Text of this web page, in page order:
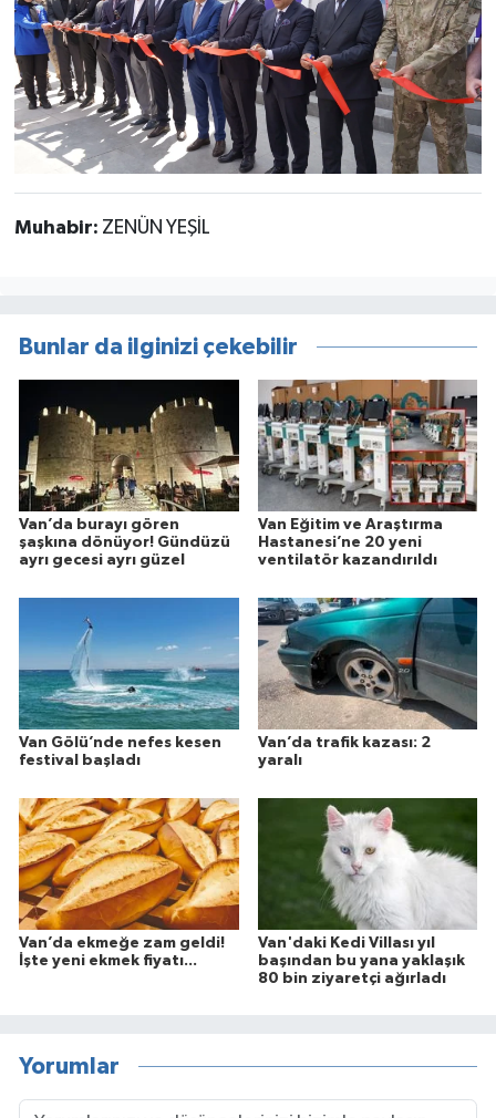
Muhabir: ZENÜN YEŞİL
Bunlar da ilginizi çekebilir
Van’da burayı gören
şaşkına dönüyor! Gündüzü
ayrı gecesi ayrı güzel
Van Eğitim ve Araştırma
Hastanesi’ne 20 yeni
ventilatör kazandırıldı
Van Gölü’nde nefes kesen
festival başladı
Van’da trafik kazası: 2
yaralı
Van’da ekmeğe zam geldi!
İşte yeni ekmek fiyatı...
Van'daki Kedi Villası yıl
başından bu yana yaklaşık
80 bin ziyaretçi ağırladı
Yorumlar